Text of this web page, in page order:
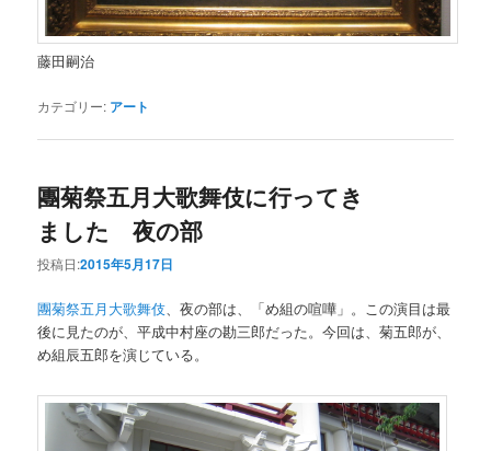
藤田嗣治
カテゴリー: アート
團菊祭五月大歌舞伎に行ってき
ました 夜の部
投稿日:2015年5月17日
團菊祭五月大歌舞伎、夜の部は、「め組の喧嘩」。この演目は最
後に見たのが、平成中村座の勘三郎だった。今回は、菊五郎が、
め組辰五郎を演じている。